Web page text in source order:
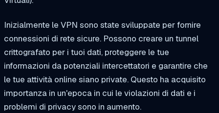
Inizialmente le VPN sono state sviluppate per fornire
connessioni di rete sicure. Possono creare un tunnel
crittografato per i tuoi dati, proteggere le tue
informazioni da potenziali intercettatori e garantire che
le tue attività online siano private. Questo ha acquisito
importanza in un'epoca in cui le violazioni di dati e i
problemi di privacy sono in aumento.